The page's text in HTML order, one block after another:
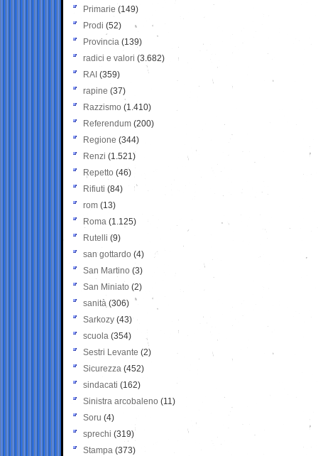
Primarie (149)
Prodi (52)
Provincia (139)
radici e valori (3.682)
RAI (359)
rapine (37)
Razzismo (1.410)
Referendum (200)
Regione (344)
Renzi (1.521)
Repetto (46)
Rifiuti (84)
rom (13)
Roma (1.125)
Rutelli (9)
san gottardo (4)
San Martino (3)
San Miniato (2)
sanità (306)
Sarkozy (43)
scuola (354)
Sestri Levante (2)
Sicurezza (452)
sindacati (162)
Sinistra arcobaleno (11)
Soru (4)
sprechi (319)
Stampa (373)